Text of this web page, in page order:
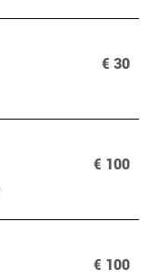
€ 30
€ 100
€ 100